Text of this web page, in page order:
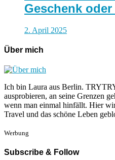
Geschenk
2. April 2025
Über mich
Ich bin Laura aus Berlin.
ausprobieren, an seine Grenzen
wenn man einmal hinfällt. Hier
Travel und das schöne Leben
Werbung
Subscribe & Follow